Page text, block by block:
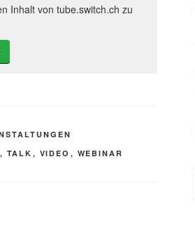
Inhalt von tube.switch.ch zu
, TALK , VIDEO , WEBINAR